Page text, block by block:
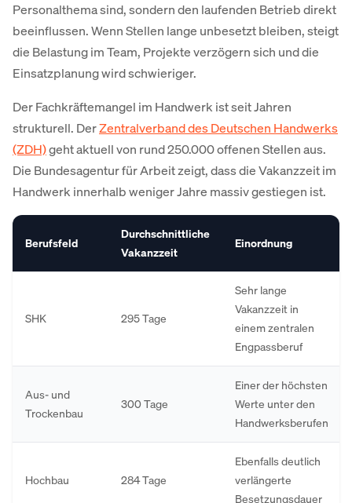
Personalthema sind, sondern den laufenden Betrieb direkt
beeinflussen. Wenn Stellen lange unbesetzt bleiben, steigt
die Belastung im Team, Projekte verzögern sich und die
Einsatzplanung wird schwieriger.
Der Fachkräftemangel im Handwerk ist seit Jahren
strukturell. DerZentralverband des Deutschen Handwerks
(ZDH)geht aktuell von rund 250.000 offenen Stellen aus.
Die Bundesagentur für Arbeit zeigt, dass die Vakanzzeit im
Handwerk innerhalb weniger Jahre massiv gestiegen ist.
Berufsfeld
Durchschnittliche
Vakanzzeit
Einordnung
SHK 295 Tage
Sehr lange
Vakanzzeit in
einem zentralen
Engpassberuf
Aus- und
Trockenbau
300 Tage
Einer der höchsten
Werte unter den
Handwerksberufen
Hochbau 284 Tage
Ebenfalls deutlich
verlängerte
Besetzungsdauer